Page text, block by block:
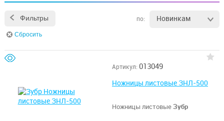
Фильтры по: Новинкам
Сбросить
Артикул: 013049
Ножницы листовые ЗНЛ-500
Ножницы листовыеЗубр